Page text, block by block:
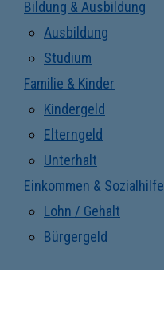
Bildung & Ausbildung
Ausbildung
Studium
Familie & Kinder
Kindergeld
Elterngeld
Unterhalt
Einkommen & Sozialhilfe
Lohn / Gehalt
Bürgergeld